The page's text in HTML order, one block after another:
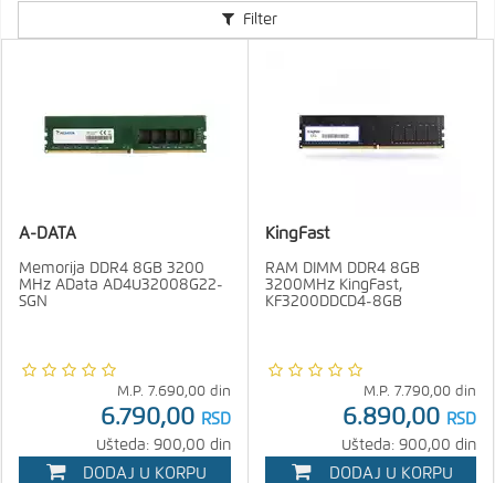
Filter
A-DATA
Memorija DDR4 8GB 3200
MHz AData AD4U32008G22-
SGN
M.P. 7.690,00 din
6.790,00 RSD
Ušteda: 900,00 din
DODAJ U KORPU
KingFast
RAM DIMM DDR4 8GB
3200MHz KingFast,
KF3200DDCD4-8GB
M.P. 7.790,00 din
6.890,00 RSD
Ušteda: 900,00 din
DODAJ U KORPU